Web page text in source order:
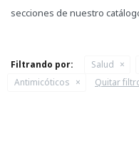
secciones de nuestro
Filtrando por: Salud
Antimicóticos
Quitar
Lactancia y Nutrición
Higiene y Bienestar